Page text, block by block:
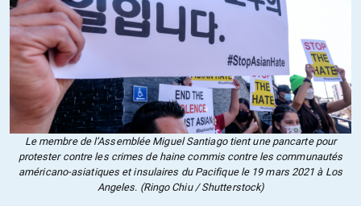
Le membre de l’Assemblée Miguel Santiago tient une pancarte pour
protester contre les crimes de haine commis contre les communautés
américano-asiatiques et insulaires du Pacifique le 19 mars 2021 à Los
Angeles. (Ringo Chiu / Shutterstock)